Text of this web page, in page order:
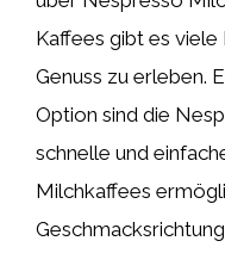
Kaffees gibt es
Genuss zu erleben.
Option sind die
schnelle und
Milchkaffees